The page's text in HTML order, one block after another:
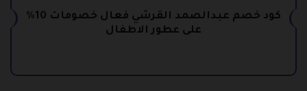
كود خصم عبدالصمد القرشي فعال خصومات 10%
على عطور الاطفال